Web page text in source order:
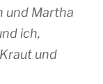
und Martha
ich,
und